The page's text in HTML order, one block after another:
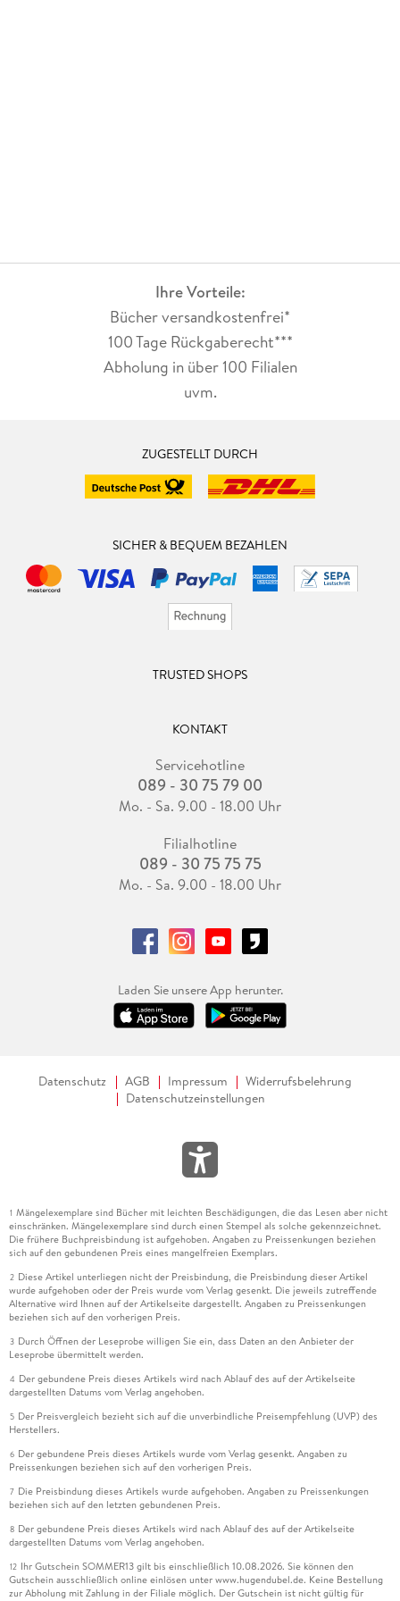
Ihre Vorteile:
Bücher versandkostenfrei*
100 Tage Rückgaberecht***
Abholung in über 100 Filialen
uvm.
ZUGESTELLT DURCH
SICHER & BEQUEM BEZAHLEN
TRUSTED SHOPS
KONTAKT
Servicehotline
089 - 30 75 79 00
Mo. - Sa. 9.00 - 18.00 Uhr
Filialhotline
089 - 30 75 75 75
Mo. - Sa. 9.00 - 18.00 Uhr
Laden Sie unsere App herunter.
Datenschutz AGB Impressum
Widerrufsbelehrung
Datenschutzeinstellungen
1 Mängelexemplare sind Bücher mit leichten Beschädigungen, die das Lesen aber nicht
einschränken. Mängelexemplare sind durch einen Stempel als solche gekennzeichnet.
Die frühere Buchpreisbindung ist aufgehoben. Angaben zu Preissenkungen beziehen
sich auf den gebundenen Preis eines mangelfreien Exemplars.
2 Diese Artikel unterliegen nicht der Preisbindung, die Preisbindung dieser Artikel
wurde aufgehoben oder der Preis wurde vom Verlag gesenkt. Die jeweils zutreffende
Alternative wird Ihnen auf der Artikelseite dargestellt. Angaben zu Preissenkungen
beziehen sich auf den vorherigen Preis.
3 Durch Öffnen der Leseprobe willigen Sie ein, dass Daten an den Anbieter der
Leseprobe übermittelt werden.
4 Der gebundene Preis dieses Artikels wird nach Ablauf des auf der Artikelseite
dargestellten Datums vom Verlag angehoben.
5 Der Preisvergleich bezieht sich auf die unverbindliche Preisempfehlung (UVP) des
Herstellers.
6 Der gebundene Preis dieses Artikels wurde vom Verlag gesenkt. Angaben zu
Preissenkungen beziehen sich auf den vorherigen Preis.
7 Die Preisbindung dieses Artikels wurde aufgehoben. Angaben zu Preissenkungen
beziehen sich auf den letzten gebundenen Preis.
8 Der gebundene Preis dieses Artikels wird nach Ablauf des auf der Artikelseite
dargestellten Datums vom Verlag angehoben.
12 Ihr Gutschein SOMMER13 gilt bis einschließlich 10.08.2026. Sie können den
Gutschein ausschließlich online einlösen unter www.hugendubel.de. Keine Bestellung
zur Abholung mit Zahlung in der Filiale möglich. Der Gutschein ist nicht gültig für